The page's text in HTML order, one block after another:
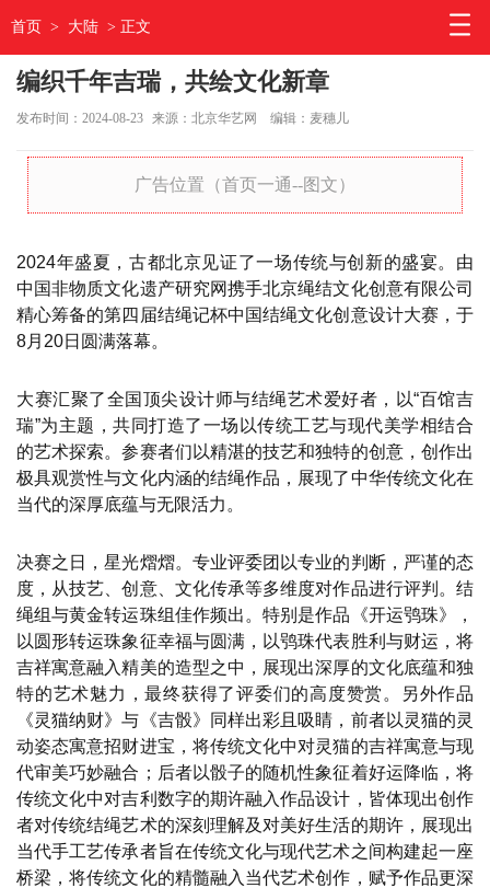
首页 > 大陆 > 正文
编织千年吉瑞，共绘文化新章
发布时间：2024-08-23 来源：北京华艺网 编辑：麦穗儿
广告位置（首页一通--图文）
2024年盛夏，古都北京见证了一场传统与创新的盛宴。由
中国非物质文化遗产研究网携手北京绳结文化创意有限公司
精心筹备的第四届结绳记杯中国结绳文化创意设计大赛，于
8月20日圆满落幕。
大赛汇聚了全国顶尖设计师与结绳艺术爱好者，以“百馆吉
瑞”为主题，共同打造了一场以传统工艺与现代美学相结合
的艺术探索。参赛者们以精湛的技艺和独特的创意，创作出
极具观赏性与文化内涵的结绳作品，展现了中华传统文化在
当代的深厚底蕴与无限活力。
决赛之日，星光熠熠。专业评委团以专业的判断，严谨的态
度，从技艺、创意、文化传承等多维度对作品进行评判。结
绳组与黄金转运珠组佳作频出。特别是作品《开运鸮珠》，
以圆形转运珠象征幸福与圆满，以鸮珠代表胜利与财运，将
吉祥寓意融入精美的造型之中，展现出深厚的文化底蕴和独
特的艺术魅力，最终获得了评委们的高度赞赏。另外作品
《灵猫纳财》与《吉骰》同样出彩且吸睛，前者以灵猫的灵
动姿态寓意招财进宝，将传统文化中对灵猫的吉祥寓意与现
代审美巧妙融合；后者以骰子的随机性象征着好运降临，将
传统文化中对吉利数字的期许融入作品设计，皆体现出创作
者对传统结绳艺术的深刻理解及对美好生活的期许，展现出
当代手工艺传承者旨在传统文化与现代艺术之间构建起一座
桥梁，将传统文化的精髓融入当代艺术创作，赋予作品更深